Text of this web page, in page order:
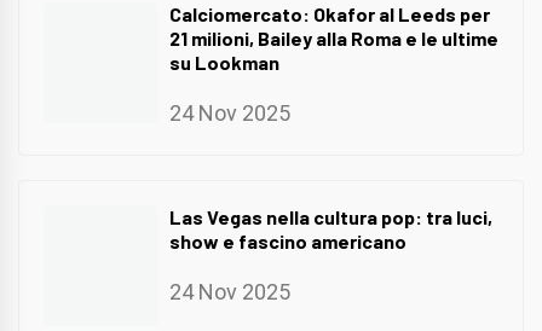
Calciomercato: Okafor al Leeds per
21 milioni, Bailey alla Roma e le ultime
su Lookman
24 Nov 2025
Las Vegas nella cultura pop: tra luci,
show e fascino americano
24 Nov 2025